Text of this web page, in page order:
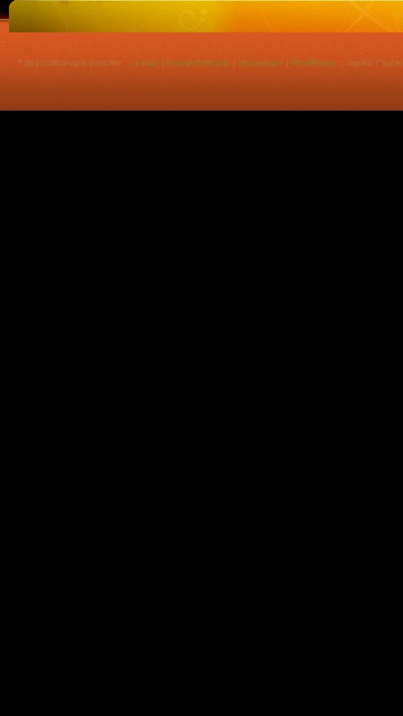
* psychotherapie broicher :: e-mail |kontaktformular |impressum WordPress :: theme